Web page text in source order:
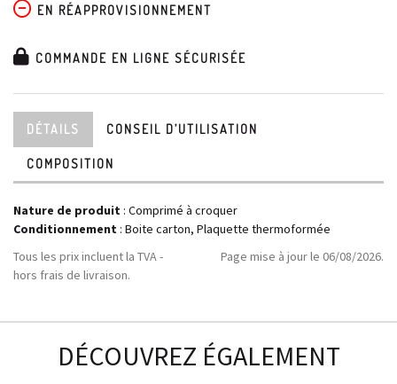
EN RÉAPPROVISIONNEMENT
COMMANDE EN LIGNE SÉCURISÉE
DÉTAILS CONSEIL D’UTILISATION
COMPOSITION
Nature de produit : Comprimé à croquer
Conditionnement : Boite carton, Plaquette thermoformée
Tous les prix incluent la TVA -
hors frais de livraison.
Page mise à jour le 06/08/2026.
DÉCOUVREZ ÉGALEMENT